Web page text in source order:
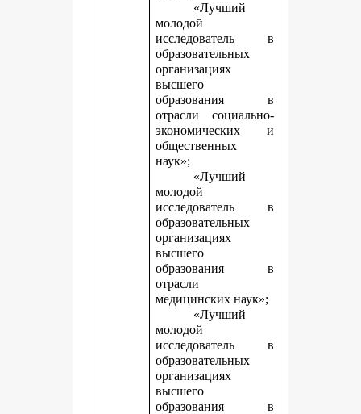
«Лучший
молодой
исследователь в
образовательных
организациях
высшего
образования в
отрасли социально-
экономических и
общественных
наук»;
«Лучший
молодой
исследователь в
образовательных
организациях
высшего
образования в
отрасли
медицинских наук»;
«Лучший
молодой
исследователь в
образовательных
организациях
высшего
образования в